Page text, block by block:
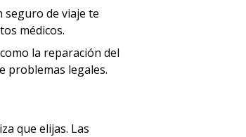
seguro de viaje te
médicos.
la reparación del
problemas legales.
que elijas. Las